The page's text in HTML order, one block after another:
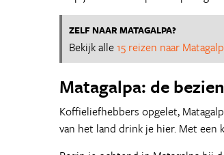
ZELF NAAR MATAGALPA?
Bekijk alle15 reizen naar
Matagalpa: de
Koffieliefhebbers opgelet,
van het land drink je hier. Met een